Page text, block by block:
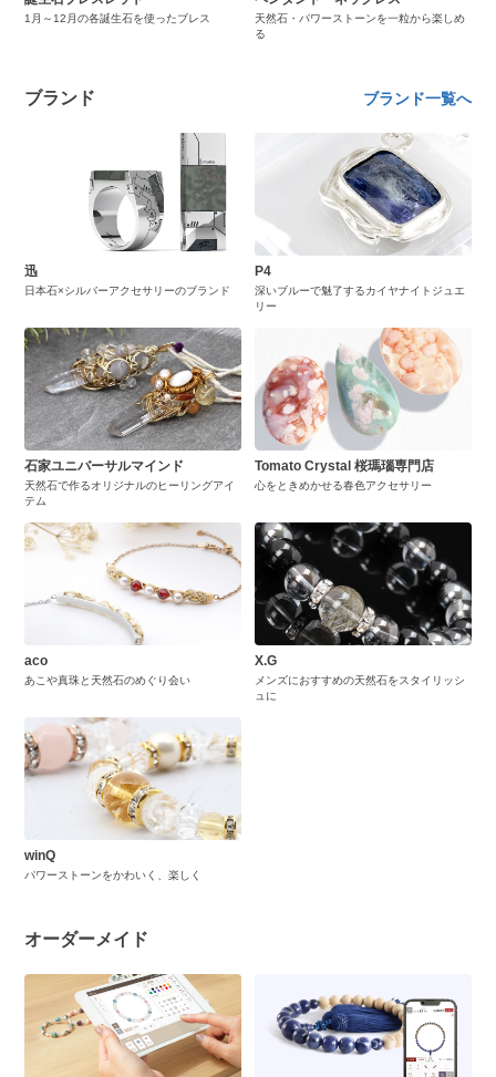
1月～12月の各誕生石を使ったブレス
天然石・パワーストーンを一粒から楽しめ
る
ブランド ブランド一覧へ
迅
日本石×シルバーアクセサリーのブランド
P4
深いブルーで魅了するカイヤナイトジュエ
リー
石家ユニバーサルマインド
天然石で作るオリジナルのヒーリングアイ
テム
Tomato Crystal 桜瑪瑙専門店
心をときめかせる春色アクセサリー
aco
あこや真珠と天然石のめぐり会い
X.G
メンズにおすすめの天然石をスタイリッシ
ュに
winQ
パワーストーンをかわいく、楽しく
オーダーメイド